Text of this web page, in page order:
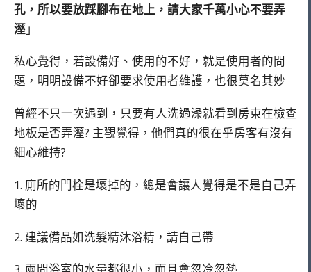
孔，所以要放踩腳布在地上，請大家千萬小心不要弄
溼」
私心覺得，若設備好、使用的不好，就是使用者的問
題，明明設備不好卻要求使用者維護，也很莫名其妙
曾經不只一次遇到，只要有人洗過澡就看到房東在檢查
地板是否弄溼? 主觀覺得，他們真的很在乎房客有沒有
細心維持?
1. 廁所的門栓是壞掉的，總是會讓人覺得是不是自己弄
壞的
2. 建議備品如洗髮精沐浴精，請自己帶